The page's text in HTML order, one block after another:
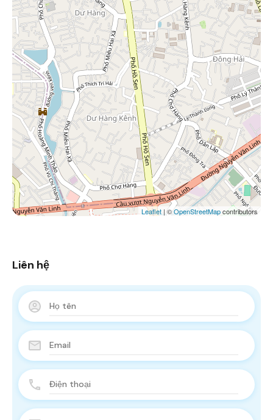
Leaflet | ©OpenStreetMapcontributors
Liên hệ